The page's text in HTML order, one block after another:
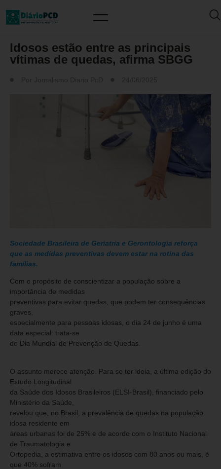
Idosos estão entre as principais
vítimas de quedas, afirma SBGG
Sociedade Brasileira de Geriatria e Gerontologia reforça
que as medidas preventivas devem estar na rotina das
famílias.
Com o propósito de conscientizar a população sobre a
importância de medidas
preventivas para evitar quedas, que podem ter consequências
graves,
especialmente para pessoas idosas, o dia 24 de junho é uma
data especial: trata-se
do Dia Mundial de Prevenção de Quedas.
O assunto merece atenção. Para se ter ideia, a última edição do
Estudo Longitudinal
da Saúde dos Idosos Brasileiros (ELSI-Brasil), financiado pelo
Ministério da Saúde,
revelou que, no Brasil, a prevalência de quedas na população
idosa residente em
áreas urbanas foi de 25% e de acordo com o Instituto Nacional
de Traumatologia e
Ortopedia, a estimativa entre os idosos com 80 anos ou mais, é
que 40% sofram